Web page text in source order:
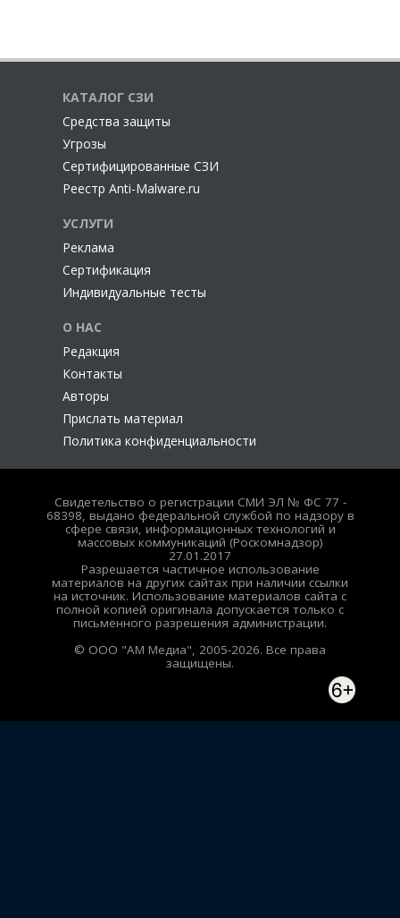
КАТАЛОГ СЗИ
Cредства защиты
Угрозы
Сертифицированные СЗИ
Реестр Anti-Malware.ru
УСЛУГИ
Реклама
Сертификация
Индивидуальные тесты
О НАС
Редакция
Контакты
Авторы
Прислать материал
Политика конфиденциальности
Свидетельство о регистрации СМИ ЭЛ № ФС 77 -
68398, выдано федеральной службой по надзору в
сфере связи, информационных технологий и
массовых коммуникаций (Роскомнадзор)
27.01.2017
Разрешается частичное использование
материалов на других сайтах при наличии ссылки
на источник. Использование материалов сайта с
полной копией оригинала допускается только с
письменного разрешения администрации.
© ООО "АМ Медиа", 2005-2026. Все права
защищены.